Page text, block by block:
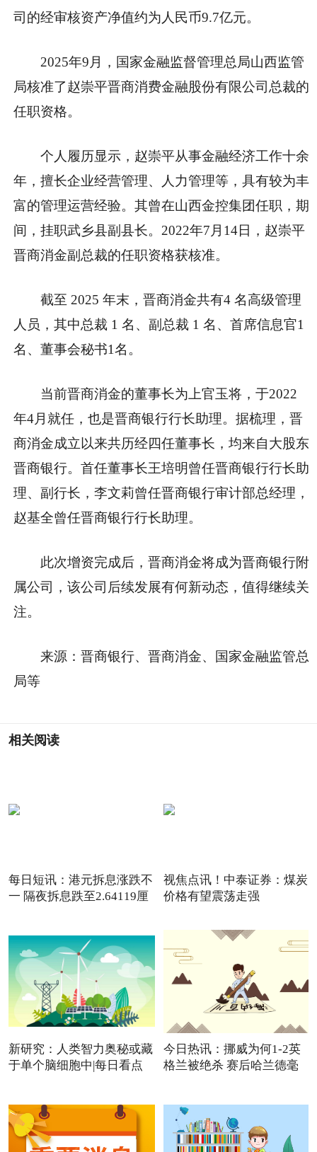
司的经审核资产净值约为人民币9.7亿元。
2025年9月，国家金融监督管理总局山西监管
局核准了赵崇平晋商消费金融股份有限公司总裁的
任职资格。
个人履历显示，赵崇平从事金融经济工作十余
年，擅长企业经营管理、人力管理等，具有较为丰
富的管理运营经验。其曾在山西金控集团任职，期
间，挂职武乡县副县长。2022年7月14日，赵崇平
晋商消金副总裁的任职资格获核准。
截至 2025 年末，晋商消金共有4 名高级管理
人员，其中总裁 1 名、副总裁 1 名、首席信息官1
名、董事会秘书1名。
当前晋商消金的董事长为上官玉将，于2022
年4月就任，也是晋商银行行长助理。据梳理，晋
商消金成立以来共历经四任董事长，均来自大股东
晋商银行。首任董事长王培明曾任晋商银行行长助
理、副行长，李文莉曾任晋商银行审计部总经理，
赵基全曾任晋商银行行长助理。
此次增资完成后，晋商消金将成为晋商银行附
属公司，该公司后续发展有何新动态，值得继续关
注。
来源：晋商银行、晋商消金、国家金融监管总
局等
相关阅读
每日短讯：港元拆息涨跌不
一 隔夜拆息跌至2.64119厘
视焦点讯！中泰证券：煤炭
价格有望震荡走强
新研究：人类智力奥秘或藏
于单个脑细胞中|每日看点
今日热讯：挪威为何1-2英
格兰被绝杀 赛后哈兰德毫